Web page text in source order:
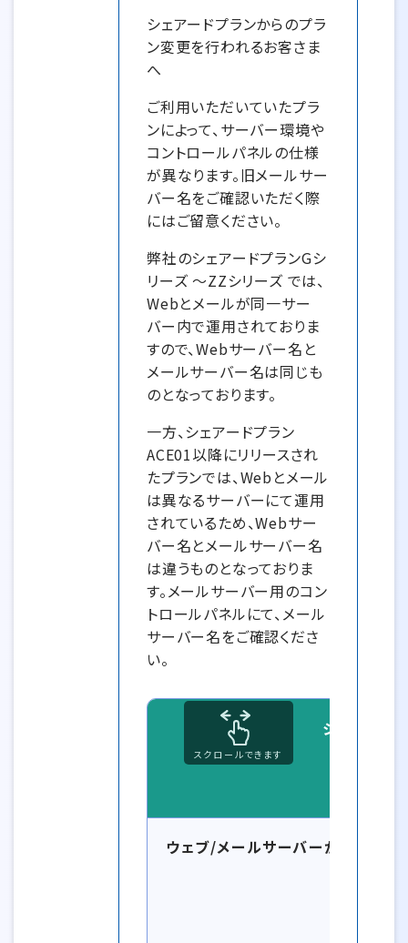
シェアードプランからのプラ
ン変更を行われるお客さま
へ
ご利用いただいていたプラ
ンによって、サーバー環境や
コントロールパネルの仕様
が異なります。旧メールサー
バー名をご確認いただく際
にはご留意ください。
弊社のシェアードプランGシ
リーズ ～ZZシリーズ では、
Webとメールが同一サー
バー内で運用されておりま
すので、Webサーバー名と
メールサーバー名は同じも
のとなっております。
一方、シェアードプラン
ACE01以降にリリースされ
たプランでは、Webとメール
は異なるサーバーにて運用
されているため、Webサー
バー名とメールサーバー名
は違うものとなっておりま
す。メールサーバー用のコン
トロールパネルにて、メール
サーバー名をご確認くださ
い。
シェアード
ウェブ/メールサーバーが同じ
スクロールできます